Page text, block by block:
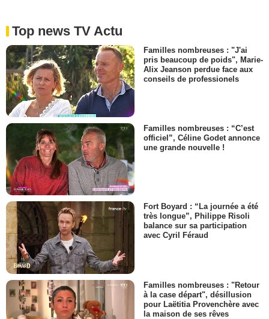
Top news TV Actu
Familles nombreuses : "J'ai
pris beaucoup de poids", Marie-
Alix Jeanson perdue face aux
conseils de professionels
Familles nombreuses : “C’est
officiel”, Céline Godet annonce
une grande nouvelle !
Fort Boyard : “La journée a été
très longue”, Philippe Risoli
balance sur sa participation
avec Cyril Féraud
Familles nombreuses : "Retour
à la case départ", désillusion
pour Laëtitia Provenchère avec
la maison de ses rêves